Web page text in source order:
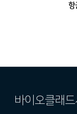
항
바이오클래